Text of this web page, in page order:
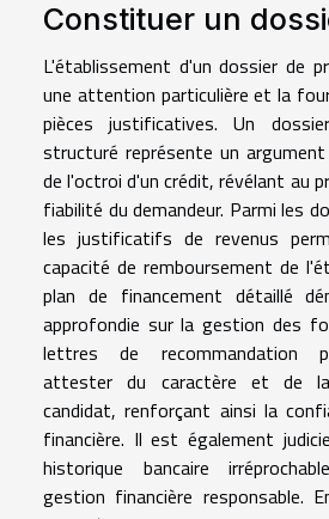
Constituer un
L'établissement d'un dossier de
une attention particulière et la
pièces justificatives. Un
structuré représente un
de l'octroi d'un crédit, révélant au
fiabilité du demandeur. Parmi les
les justificatifs de revenus
capacité de remboursement de
plan de financement détaillé
approfondie sur la gestion des
lettres de recommandation
attester du caractère et de
candidat, renforçant ainsi la
financière. Il est également
historique bancaire
gestion financière responsable.